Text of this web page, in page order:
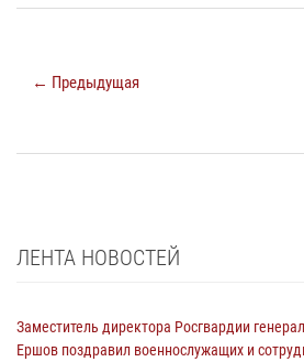
← Предыдущая
ЛЕНТА НОВОСТЕЙ
Заместитель директора Росгвардии
Ершов поздравил военнослужащих и